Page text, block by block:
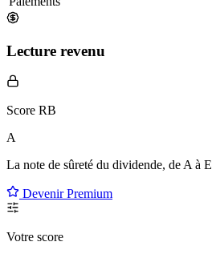
Lecture revenu
Score RB
A
La note de sûreté du dividende, de A à E
Devenir Premium
Votre score